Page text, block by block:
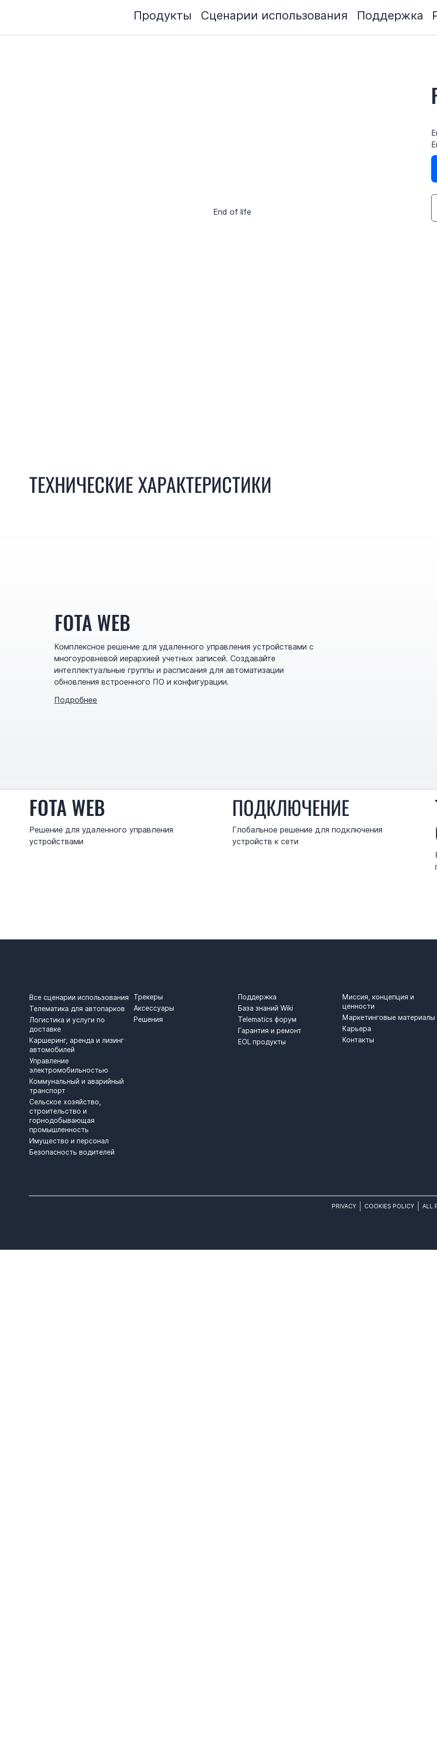
Продукты Сценарии использования Поддержка
End of life
ТЕХНИЧЕСКИЕ ХАРАКТЕРИСТИКИ
FOTA WEB
Комплексное решение для удаленного управления устройствами с
многоуровневой иерархией учетных записей. Создавайте
интеллектуальные группы и расписания для автоматизации
обновления встроенного ПО и конфигурации.
Подробнее
FOTA WEB
Решение для удаленного управления
устройствами
ПОДКЛЮЧЕНИЕ
Глобальное решение для подключения
устройств к сети
СЦЕНАРИИ ИСПОЛЬЗОВАНИЯ
Все сценарии использования
Телематика для автопарков
Логистика и услуги по
доставке
Каршеринг, аренда и лизинг
автомобилей
Управление
электромобильностью
Коммунальный и аварийный
транспорт
Сельское хозяйство,
строительство и
горнодобывающая
промышленность
Имущество и персонал
Безопасность водителей
ПРОДУКТЫ
Трекеры
Аксессуары
Решения
ПОДДЕРЖКА
Поддержка
База знаний Wiki
Telematics форум
Гарантия и ремонт
EOL продукты
О НАС
Миссия, концепция и
ценности
Маркетинговые материалы
Карьера
Контакты
PRIVACY COOKIES POLICY ALL